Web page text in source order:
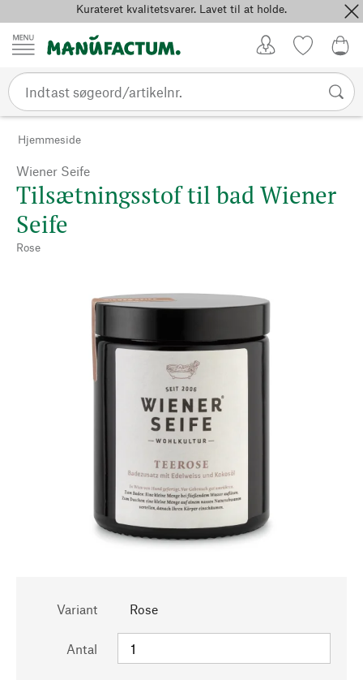
Spring til indholdKurateret kvalitetsvarer. Lavet til at holde.
Hjemmeside
Wiener Seife
Tilsætningsstof til bad Wiener
Seife
Rose
Variant Rose
Antal